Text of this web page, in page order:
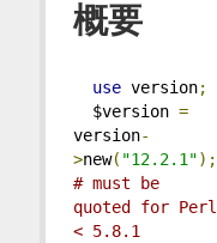
概要
use version;
$version =
version-
>new( "12.2.1");
# must be
quoted for Perl
< 5.8.1